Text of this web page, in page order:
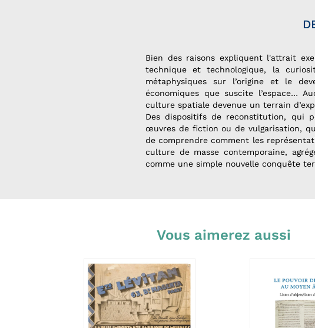
Bien des raisons expliquent l'attrait
technique et technologique, la
métaphysiques sur l’origine et le
économiques que suscite l’espace…
culture spatiale devenue un terrain
Des dispositifs de reconstitution, qui
œuvres de fiction ou de vulgarisation,
de comprendre comment les
culture de masse contemporaine,
comme une simple nouvelle conquête
Vous aimerez aussi